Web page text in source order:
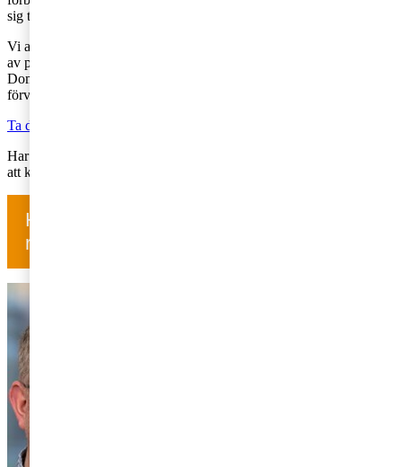
sig tillräckligt för att klassificera det som en bitransaktion.
Vi anser att bedömningen framstår som väl restriktiv mot bakgrund
av praxis samt att avdragsrätten bör återspegla resursförbrukningen.
Domen har, såvitt allmänt känt, ännu inte överklagats till Högsta
förvaltningsdomstolen.
Ta del av kammarrättens dom
Har du frågor om hur domen kan påverka ditt företag? Välkommen
att kontakta oss på PwC.
Har du frågor om skatt? Kontakta oss för
rådgivning